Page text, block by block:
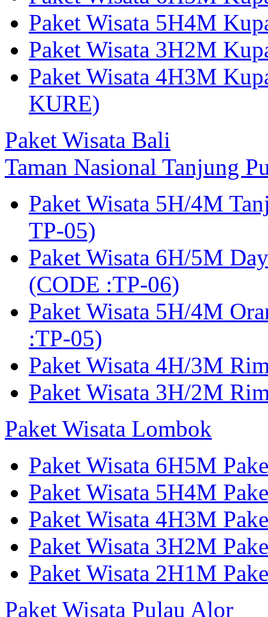
Paket Wisata 5H4M
Paket Wisata 3H2M
Paket Wisata 4H3M
KURE)
Paket Wisata Bali
Taman Nasional Tanjung
Paket Wisata 5H/4M
TP-05)
Paket Wisata 6H/5M
(CODE :TP-06)
Paket Wisata 5H/4M
:TP-05)
Paket Wisata 4H/3M
Paket Wisata 3H/2M
Paket Wisata Lombok
Paket Wisata 6H5M
Paket Wisata 5H4M
Paket Wisata 4H3M
Paket Wisata 3H2M
Paket Wisata 2H1M
Paket Wisata Pulau Alor